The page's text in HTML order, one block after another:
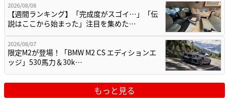
2026/08/08
【週間ランキング】「完成度がスゴイ…」「伝
説はここから始まった」注目を集めた…
2026/08/07
限定M2が登場！「BMW M2 CS エディションエ
ッジ」530馬力＆30k…
もっと見る